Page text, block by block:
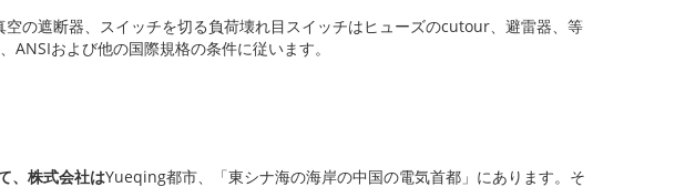
の遮断器、スイッチを切る負荷壊れ目スイッチはヒューズのcutour、避雷器、等
ANSIおよび他の国際規格の条件に従います。
、株式会社はYueqing都市、「東シナ海の海岸の中国の電気首都」にあります。そ